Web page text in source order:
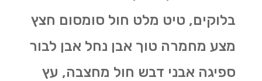
בלוקים, טיט מלט חול סומסום חצץ
מצע מחמרה טוך אבן נחל אבן לבור
ספיגה אבני דבש חול מחצבה, עץ